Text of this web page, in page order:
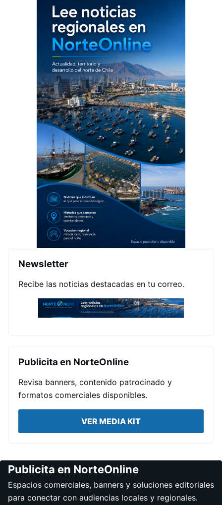
Newsletter
Recibe las noticias destacadas en tu correo.
Publicita en NorteOnline
Revisa banners, contenido patrocinado y
formatos comerciales disponibles.
VER MEDIA KIT
Publicita en NorteOnline
Espacios comerciales, banners y soluciones editoriales
para conectar con audiencias locales y regionales.